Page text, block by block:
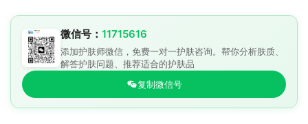
微信号： 11715616
添加护肤师微信，免费一对一护肤咨询。帮你分析肤质、
解答护肤问题、推荐适合的护肤品
复制微信号